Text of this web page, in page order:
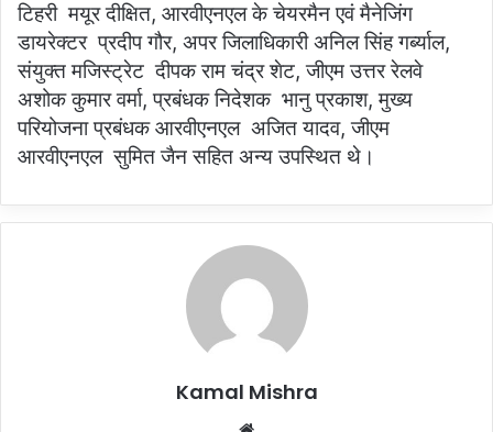
टिहरी मयूर दीक्षित, आरवीएनएल के चेयरमैन एवं मैनेजिंग
डायरेक्टर प्रदीप गौर, अपर जिलाधिकारी अनिल सिंह गर्ब्याल,
संयुक्त मजिस्ट्रेट दीपक राम चंद्र शेट, जीएम उत्तर रेलवे
अशोक कुमार वर्मा, प्रबंधक निदेशक भानु प्रकाश, मुख्य
परियोजना प्रबंधक आरवीएनएल अजित यादव, जीएम
आरवीएनएल सुमित जैन सहित अन्य उपस्थित थे।
Kamal Mishra